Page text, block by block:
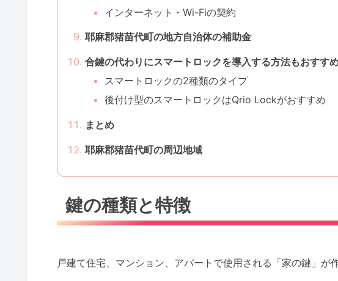
インターネット・Wi-Fiの契約
耶麻郡猪苗代町の地方自治体の補助金
合鍵の代わりにスマートロックを導入する方法もおすす
スマートロックの2種類のタイプ
後付け型のスマートロックはQrio Lockがおすすめ
まとめ
耶麻郡猪苗代町の周辺地域
鍵の種類と特徴
戸建て住宅、マンション、アパートで使用される「家の鍵」が